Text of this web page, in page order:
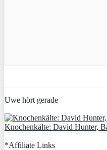
Uwe hört gerade
Knochenkälte: David Hunter,
*Affiliate Links